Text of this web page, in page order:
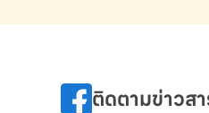
ภาษา ผ่านประสบการณ์การเรียนรู้
075-691910ติดตามข่าวส